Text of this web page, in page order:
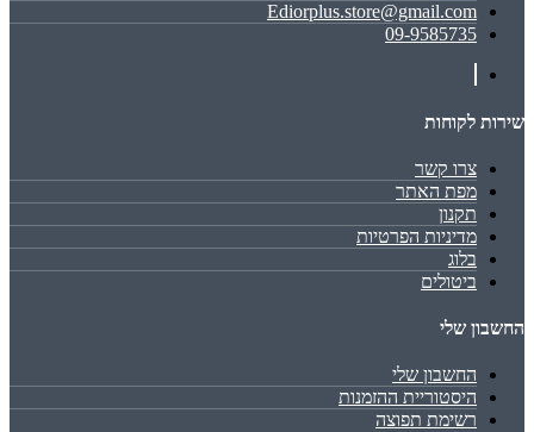
Ediorplus.store@gmail.com
09-9585735
שירות לקוחות
צרו קשר
מפת האתר
תקנון
מדיניות הפרטיות
בלוג
ביטולים
החשבון שלי
החשבון שלי
היסטוריית ההזמנות
רשימת תפוצה